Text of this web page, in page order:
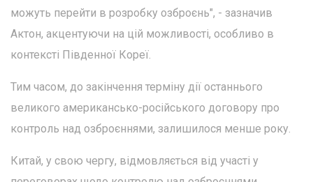
можуть перейти в розробку озброєнь", - зазначив
Актон, акцентуючи на цій можливості, особливо в
контексті Південної Кореї.
Тим часом, до закінчення терміну дії останнього
великого американсько-російського договору про
контроль над озброєннями, залишилося менше року.
Китай, у свою чергу, відмовляється від участі у